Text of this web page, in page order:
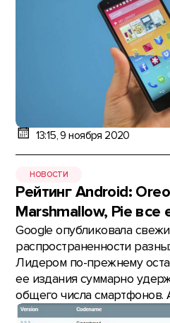
13:15, 9 ноября 2020
НОВОСТИ
Рейтинг Android:
Marshmallow, Pie все
Google опубликовала
распространенности
Лидером по-прежнему
ее издания суммарно
общего числа смартфонов.